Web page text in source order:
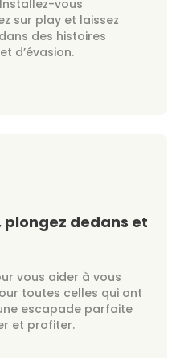
vous
sur play et laissez
des histoires
d’évasion.
dedans et
vous aider à vous
toutes celles qui ont
escapade parfaite
et profiter.